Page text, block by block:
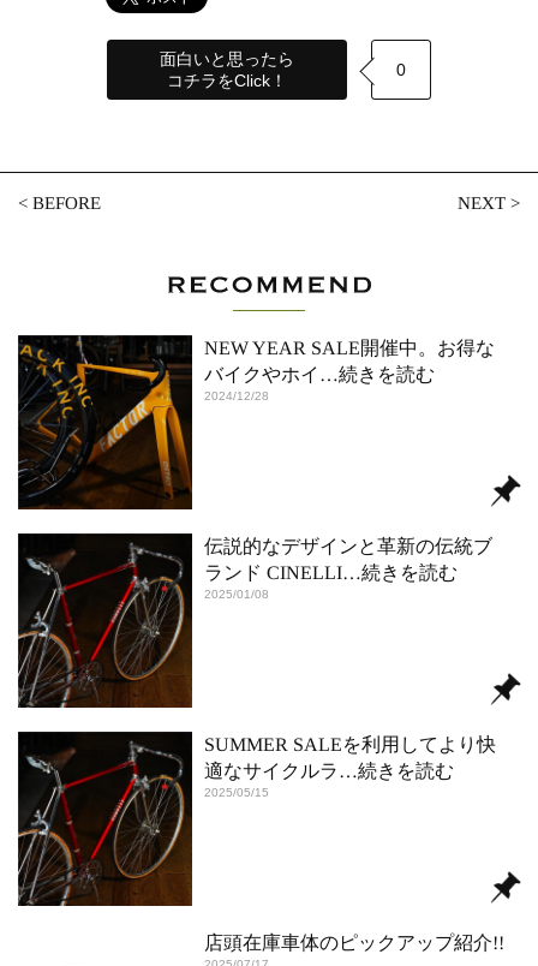
面白いと思ったら
コチラをClick！
0
<BEFORE NEXT>
NEW YEAR SALE開催中。お得な
バイクやホイ …続きを読む
2024/12/28
伝説的なデザインと革新の伝統ブ
ランド CINELLI…続きを読む
2025/01/08
SUMMER SALEを利用してより快
適なサイクルラ …続きを読む
2025/05/15
店頭在庫車体のピックアップ紹介!!